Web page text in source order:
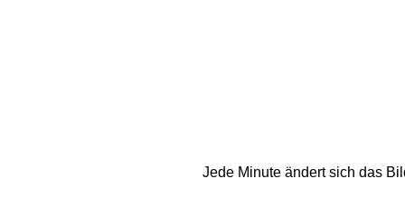
Jede Minute ändert sich das